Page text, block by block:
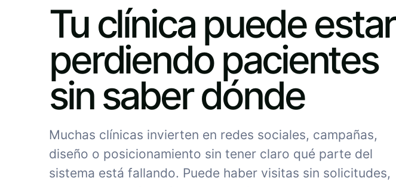
Tu clínica puede estar
perdiendo pacientes
sin saber dónde
Muchas clínicas invierten en redes sociales, campañas,
diseño o posicionamiento sin tener claro qué parte del
sistema está fallando. Puede haber visitas sin solicitudes,